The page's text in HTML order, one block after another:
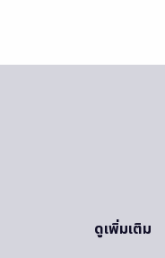
ดูเพิ่มเติม